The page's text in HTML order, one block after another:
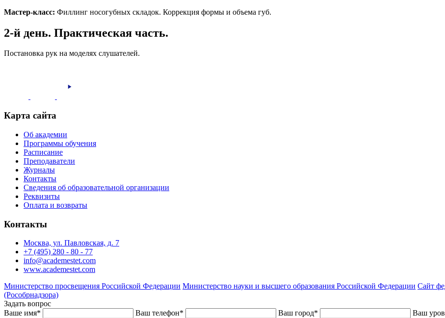
Мастер-класс: Филлинг носогубных складок. Коррекция формы и объема губ.
2-й день. Практическая часть.
Постановка рук на моделях слушателей.
Карта сайта
Об академии
Программы обучения
Расписание
Преподаватели
Журналы
Контакты
Сведения об образовательной организации
Реквизиты
Оплата и возвраты
Контакты
Москва, ул. Павловская, д. 7
+7 (495) 280 - 80 - 77
info@academestet.com
www.academestet.com
Министерство просвещения Российской Федерации Министерство науки и высшего образования Российской Федерации Сайт
(Рособрнадзора)
Задать вопрос
Ваше имя* Ваш телефон* Ваш город* Ваш